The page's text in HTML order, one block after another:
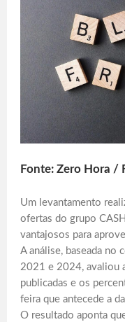
Fonte: Zero Hora /
Um levantamento
ofertas do grupo
vantajosos para
A análise, baseada no
2021 e 2024, avaliou
publicadas e os
feira que antecede a
O resultado aponta